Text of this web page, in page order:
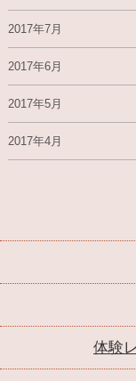
2017年7月
2017年6月
2017年5月
2017年4月
体験